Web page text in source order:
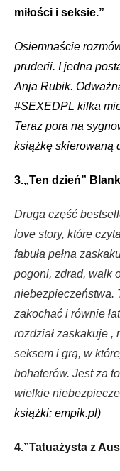
miłości i seksie.”
Osiemnaście
pruderii. I jedna
Anja Rubik.
#SEXEDPL kilka
Teraz pora na
książkę skierowaną
3.„Ten dzień”
Druga część
love story, które
fabuła pełna
pogoni, zdrad, walk
niebezpieczeństwa.
zakochać i równie
rozdział zaskakuje ,
seksem i grą, w
bohaterów. Jest za
wielkie
książki: empik.pl)
4.”Tatuażysta z